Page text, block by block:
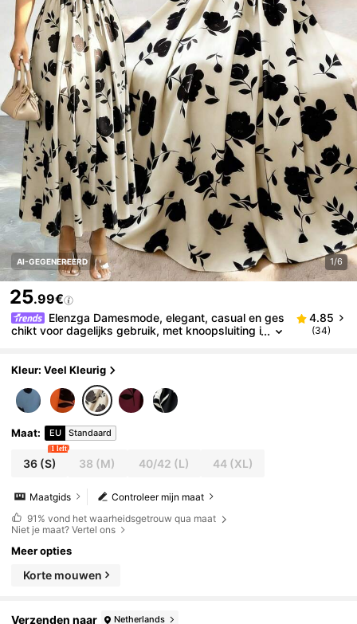
AI-GEGENEREERD 1/6
25.99€
Elenzga Damesmode, elegant, casual en ges
chikt voor dagelijks gebruik, met knoopsluiting i
print voor de feestdagen, lente/zomer vest maxi-jur
4.85
(34)
Kleur: Veel Kleurig
Maat: EU Standaard
36(S)
1 left
38 (M) 40/42 (L) 44(XL)
Controleer mijn maat
Maatgids
91% vond het waarheidsgetrouw qua maat
Niet je maat? Vertel ons
Meer opties
Korte mouwen
Verzenden naar Netherlands